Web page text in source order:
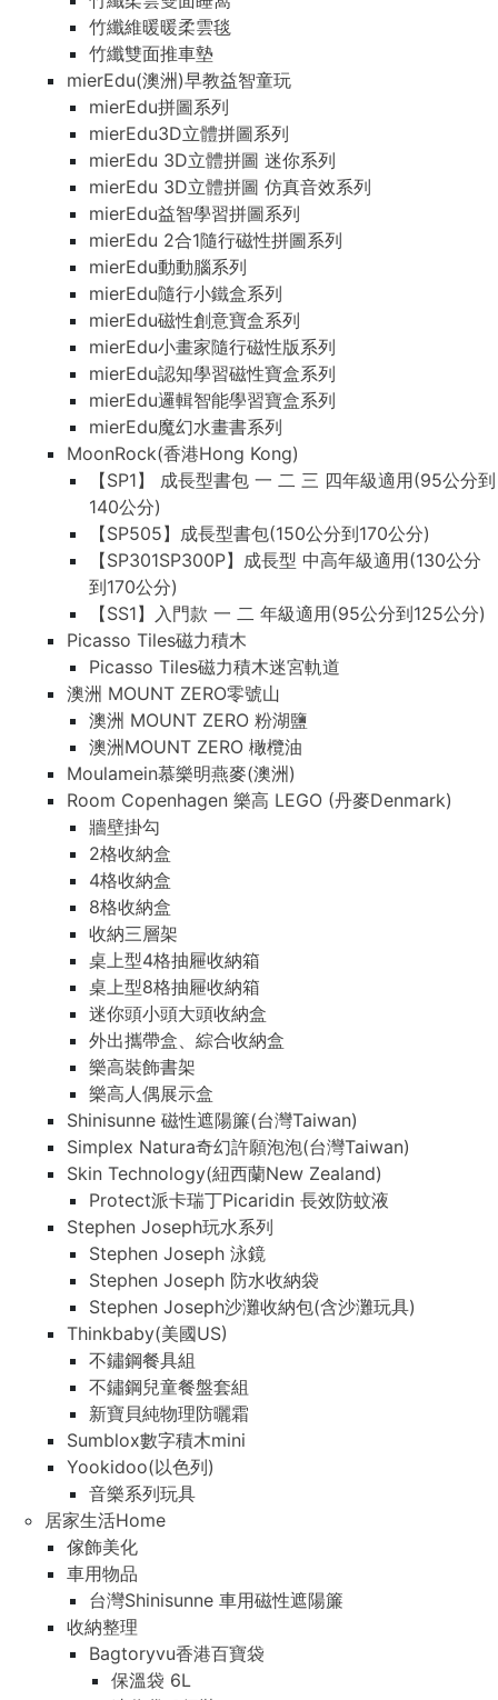
竹纖維暖暖柔雲毯
竹纖雙面推車墊
mierEdu(澳洲)早教益智童玩
mierEdu拼圖系列
mierEdu3D立體拼圖系列
mierEdu 3D立體拼圖 迷你系列
mierEdu 3D立體拼圖 仿真音效系列
mierEdu益智學習拼圖系列
mierEdu 2合1隨行磁性拼圖系列
mierEdu動動腦系列
mierEdu隨行小鐵盒系列
mierEdu磁性創意寶盒系列
mierEdu小畫家隨行磁性版系列
mierEdu認知學習磁性寶盒系列
mierEdu邏輯智能學習寶盒系列
mierEdu魔幻水畫書系列
MoonRock(香港Hong Kong)
【SP1】 成長型書包 一 二 三 四年級適用(95公分到
140公分)
【SP505】成長型書包(150公分到170公分)
【SP301SP300P】成長型 中高年級適用(130公分
到170公分)
【SS1】入門款 一 二 年級適用(95公分到125公分)
Picasso Tiles磁力積木
Picasso Tiles磁力積木迷宮軌道
澳洲 MOUNT ZERO零號山
澳洲 MOUNT ZERO 粉湖鹽
澳洲MOUNT ZERO 橄欖油
Moulamein慕樂明燕麥(澳洲)
Room Copenhagen 樂高 LEGO (丹麥Denmark)
牆壁掛勾
2格收納盒
4格收納盒
8格收納盒
收納三層架
桌上型4格抽屜收納箱
桌上型8格抽屜收納箱
迷你頭小頭大頭收納盒
外出攜帶盒、綜合收納盒
樂高裝飾書架
樂高人偶展示盒
Shinisunne 磁性遮陽簾(台灣Taiwan)
Simplex Natura奇幻許願泡泡(台灣Taiwan)
Skin Technology(紐西蘭New Zealand)
Protect派卡瑞丁Picaridin 長效防蚊液
Stephen Joseph玩水系列
Stephen Joseph 泳鏡
Stephen Joseph 防水收納袋
Stephen Joseph沙灘收納包(含沙灘玩具)
Thinkbaby(美國US)
不鏽鋼餐具組
不鏽鋼兒童餐盤套組
新寶貝純物理防曬霜
Sumblox數字積木mini
Yookidoo(以色列)
音樂系列玩具
居家生活Home
傢飾美化
車用物品
台灣Shinisunne 車用磁性遮陽簾
收納整理
Bagtoryvu香港百寶袋
保溫袋 6L